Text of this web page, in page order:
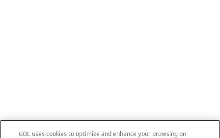
GOL uses cookies to optimize and enhance your browsing on